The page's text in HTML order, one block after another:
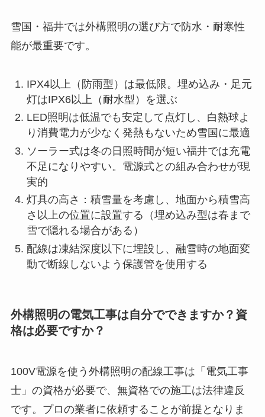
雪国・福井では外構照明の選び方で防水・耐寒性
能が最重要です。
IPX4以上（防雨型）は最低限。埋め込み・足元
灯はIPX6以上（耐水型）を選ぶ
LED照明は低温でも安定して点灯し、白熱球よ
り消費電力が少なく発熱もないため雪国に最適
ソーラー式は冬の日照時間が短い福井では充電
不足になりやすい。電源式との組み合わせが現
実的
灯具の高さ：積雪量を考慮し、地面から積雪高
さ以上の位置に設置する（埋め込み型は春まで
雪で隠れる場合がある）
配線は凍結深度以下に埋設し、融雪時の地面変
動で断線しないよう保護管を使用する
外構照明の電気工事は自分でできますか？資
格は必要ですか？
100V電源を使う外構照明の配線工事は「電気工事
士」の資格が必要で、無資格での施工は法律違反
です。プロの業者に依頼することが前提となりま